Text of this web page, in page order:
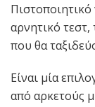
αρνητικό τεστ,
που θα
Είναι μία
από αρκετούς